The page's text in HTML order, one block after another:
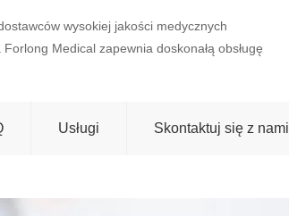
wysokiej jakości medycznych
Medical zapewnia doskonałą obsługę
Usługi Skontaktuj się z nami